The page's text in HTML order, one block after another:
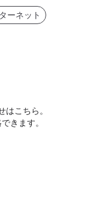
ーネット
こちら。
きます。